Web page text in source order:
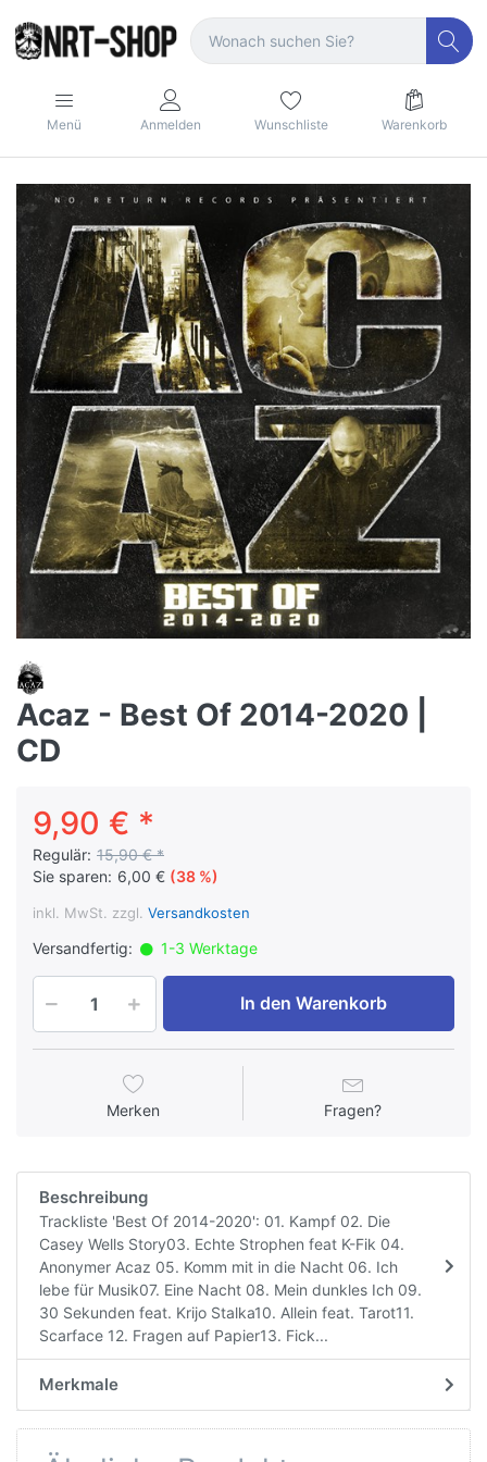
Menü Anmelden Wunschliste Warenkorb
Acaz - Best Of 2014-2020 |
CD
9,90 € *
Regulär: 15,90 € *
Sie sparen: 6,00 € (38 %)
inkl. MwSt. zzgl. Versandkosten
Versandfertig: 1-3 Werktage
In den Warenkorb
Merken Fragen?
Beschreibung
Trackliste 'Best Of 2014-2020': 01. Kampf 02. Die
Casey Wells Story03. Echte Strophen feat K-Fik 04.
Anonymer Acaz 05. Komm mit in die Nacht 06. Ich
lebe für Musik07. Eine Nacht 08. Mein dunkles Ich 09.
30 Sekunden feat. Krijo Stalka10. Allein feat. Tarot11.
Scarface 12. Fragen auf Papier13. Fick...
Merkmale